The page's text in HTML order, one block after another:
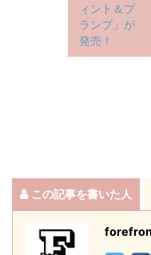
ィント＆プ
ランプ」が
発売！
この記事を書いた人